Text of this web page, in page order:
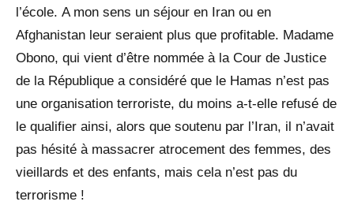
l’école. A mon sens un séjour en Iran ou en
Afghanistan leur seraient plus que profitable. Madame
Obono, qui vient d’être nommée à la Cour de Justice
de la République a considéré que le Hamas n’est pas
une organisation terroriste, du moins a-t-elle refusé de
le qualifier ainsi, alors que soutenu par l’Iran, il n’avait
pas hésité à massacrer atrocement des femmes, des
vieillards et des enfants, mais cela n’est pas du
terrorisme !